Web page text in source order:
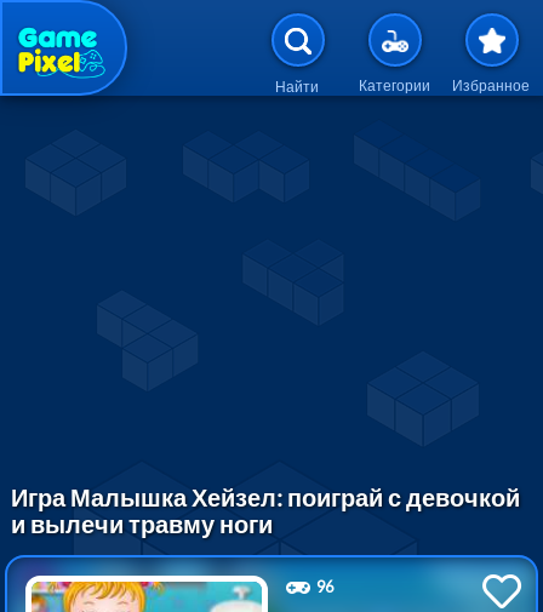
Перейти к основному
Найти Категории Избранное
Игра Малышка Хейзел: поиграй с девочкой
и вылечи травму ноги
96